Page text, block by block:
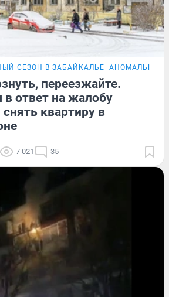
СЕЗОН В ЗАБАЙКАЛЬЕ АНОМАЛЬНЫЕ
переезжайте.
ответ на жалобу
квартиру в
7 021 35